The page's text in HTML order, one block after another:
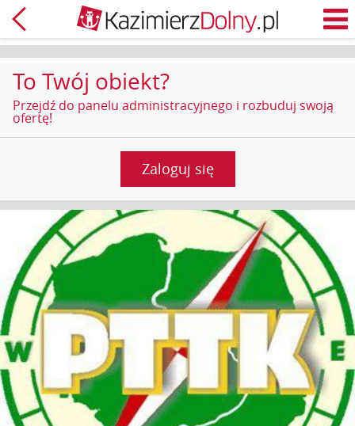
Powrót
To Twój obiekt?
Przejdź do panelu administracyjnego i rozbuduj swoją
ofertę!
Zaloguj się